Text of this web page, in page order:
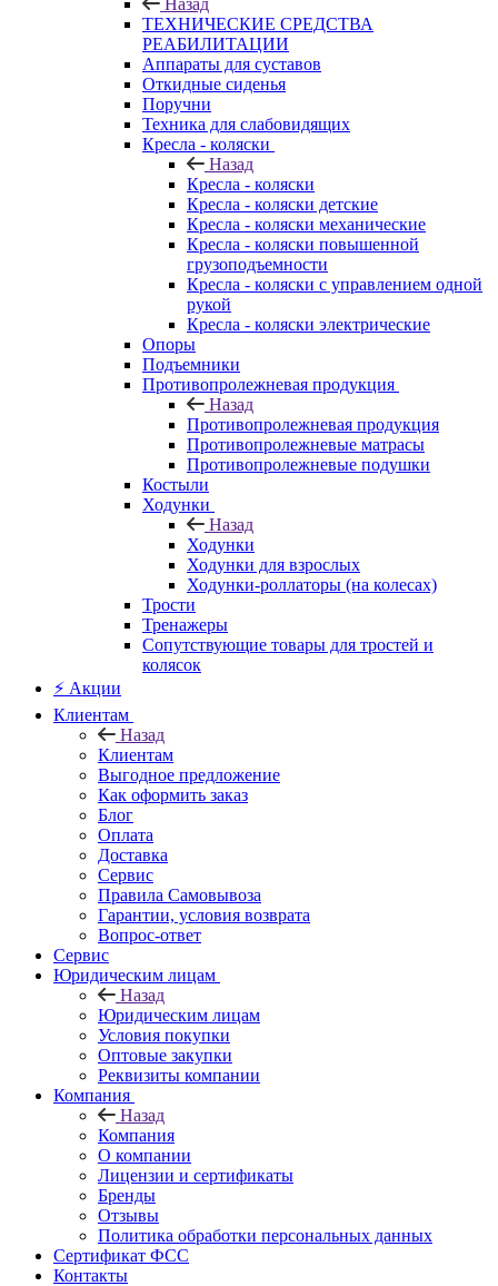
ТЕХНИЧЕСКИЕ СРЕДСТВА
РЕАБИЛИТАЦИИ
Аппараты для суставов
Откидные сиденья
Поручни
Техника для слабовидящих
Кресла - коляски
Назад
Кресла - коляски
Кресла - коляски детские
Кресла - коляски механические
Кресла - коляски повышенной
грузоподъемности
Кресла - коляски с управлением одной
рукой
Кресла - коляски электрические
Опоры
Подъемники
Противопролежневая продукция
Назад
Противопролежневая продукция
Противопролежневые матрасы
Противопролежневые подушки
Костыли
Ходунки
Назад
Ходунки
Ходунки для взрослых
Ходунки-роллаторы (на колесах)
Трости
Тренажеры
Сопутствующие товары для тростей и
колясок
⚡ Акции
Клиентам
Назад
Клиентам
Выгодное предложение
Как оформить заказ
Блог
Оплата
Доставка
Сервис
Правила Самовывоза
Гарантии, условия возврата
Вопрос-ответ
Сервис
Юридическим лицам
Назад
Юридическим лицам
Условия покупки
Оптовые закупки
Реквизиты компании
Компания
Назад
Компания
О компании
Лицензии и сертификаты
Бренды
Отзывы
Политика обработки персональных данных
Сертификат ФСС
Контакты